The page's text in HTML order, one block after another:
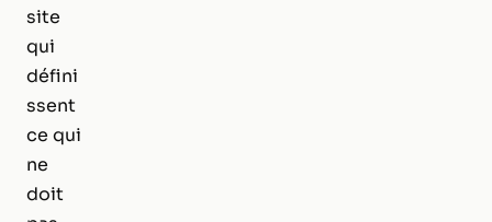
site
qui
défini
ssent
ce qui
ne
doit